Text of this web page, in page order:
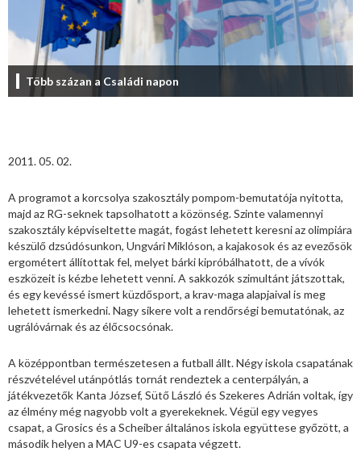
Több százan a Családi napon
2011. 05. 02.
A programot a korcsolya szakosztály pompom-bemutatója nyitotta,
majd az RG-seknek tapsolhatott a közönség. Szinte valamennyi
szakosztály képviseltette magát, fogást lehetett keresni az olimpiára
készülő dzsúdósunkon, Ungvári Miklóson, a kajakosok és az evezősök
ergométert állítottak fel, melyet bárki kipróbálhatott, de a vívók
eszközeit is kézbe lehetett venni. A sakkozók szimultánt játszottak,
és egy kevéssé ismert küzdősport, a krav-maga alapjaival is meg
lehetett ismerkedni. Nagy sikere volt a rendőrségi bemutatónak, az
ugrálóvárnak és az élőcsocsónak.
A középpontban természetesen a futball állt. Négy iskola csapatának
részvételével utánpótlás tornát rendeztek a centerpályán, a
játékvezetők Kanta József, Sütő László és Szekeres Adrián voltak, így
az élmény még nagyobb volt a gyerekeknek. Végül egy vegyes
csapat, a Grosics és a Scheiber általános iskola együttese győzött, a
második helyen a MAC U9-es csapata végzett.